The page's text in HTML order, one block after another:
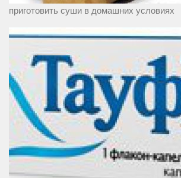
приготовить суши в домашних условиях